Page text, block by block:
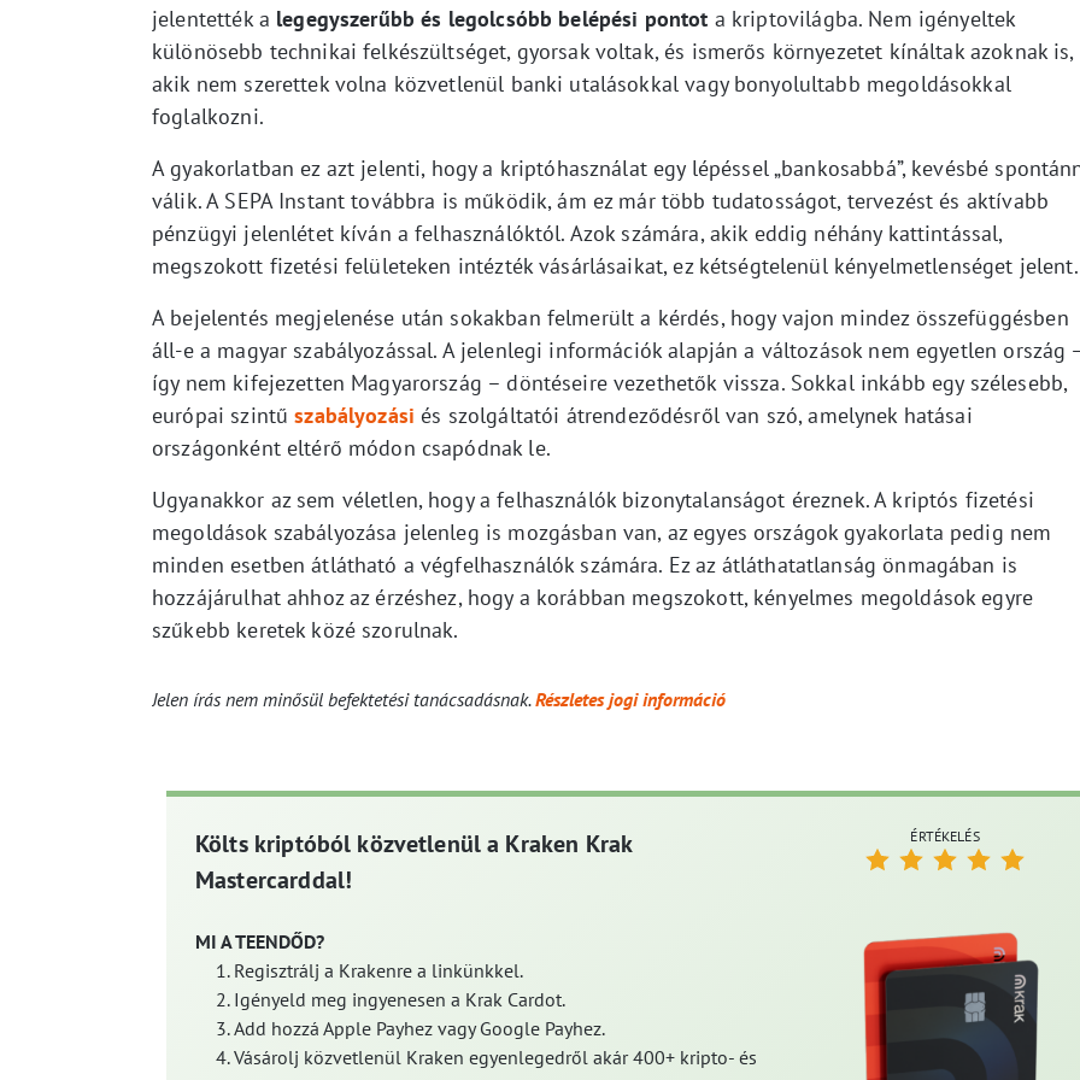
jelentették a legegyszerűbb és legolcsóbb belépési pontot a kriptovilágba. Nem igényeltek
különösebb technikai felkészültséget, gyorsak voltak, és ismerős környezetet kínáltak azoknak is,
akik nem szerettek volna közvetlenül banki utalásokkal vagy bonyolultabb megoldásokkal
foglalkozni.
A gyakorlatban ez azt jelenti, hogy a kriptóhasználat egy lépéssel „bankosabbá”, kevésbé
válik. A SEPA Instant továbbra is működik, ám ez már több tudatosságot, tervezést és aktívabb
pénzügyi jelenlétet kíván a felhasználóktól. Azok számára, akik eddig néhány kattintással,
megszokott fizetési felületeken intézték vásárlásaikat, ez kétségtelenül kényelmetlenséget jelent.
A bejelentés megjelenése után sokakban felmerült a kérdés, hogy vajon mindez összefüggésben
áll-e a magyar szabályozással. A jelenlegi információk alapján a változások nem egyetlen ország
így nem kifejezetten Magyarország – döntéseire vezethetők vissza. Sokkal inkább egy szélesebb,
európai szintűszabályozási és szolgáltatói átrendeződésről van szó, amelynek hatásai
országonként eltérő módon csapódnak le.
Ugyanakkor az sem véletlen, hogy a felhasználók bizonytalanságot éreznek. A kriptós fizetési
megoldások szabályozása jelenleg is mozgásban van, az egyes országok gyakorlata pedig nem
minden esetben átlátható a végfelhasználók számára. Ez az átláthatatlanság önmagában is
hozzájárulhat ahhoz az érzéshez, hogy a korábban megszokott, kényelmes megoldások egyre
szűkebb keretek közé szorulnak.
Jelen írás nem minősül befektetési tanácsadásnak.Részletes jogi információ
Költs kriptóból közvetlenül a Kraken Krak
Mastercarddal!
MI A TEENDŐD?
Regisztrálj a Krakenre a linkünkkel.
Igényeld meg ingyenesen a Krak Cardot.
Add hozzá Apple Payhez vagy Google Payhez.
Vásárolj közvetlenül Kraken egyenlegedről akár 400+ kripto- és
ÉRTÉKELÉS